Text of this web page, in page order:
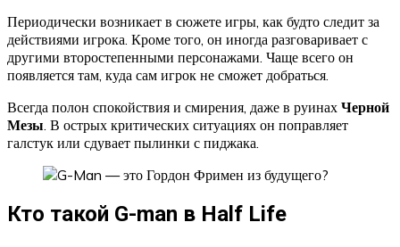
Периодически возникает в сюжете игры, как будто следит за
действиями игрока. Кроме того, он иногда разговаривает с
другими второстепенными персонажами. Чаще всего он
появляется там, куда сам игрок не сможет добраться.
Всегда полон спокойствия и смирения, даже в руинах Черной
Мезы . В острых критических ситуациях он поправляет
галстук или сдувает пылинки с пиджака.
Кто такой G-man в Half Life